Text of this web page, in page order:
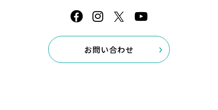
お問い合わせ